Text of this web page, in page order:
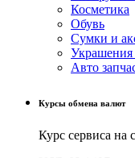
Косметика
Обувь
Сумки и
Украшения
Авто
Курсы обмена валют
Курс сервиса на